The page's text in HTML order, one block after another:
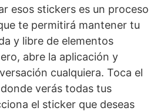
esos stickers es un proceso
te permitirá mantener tu
y libre de elementos
abre la aplicación y
cualquiera. Toca el
verás todas tus
el sticker que deseas